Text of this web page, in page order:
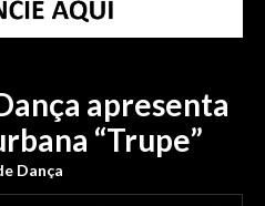
apresenta
“Trupe”
Dança